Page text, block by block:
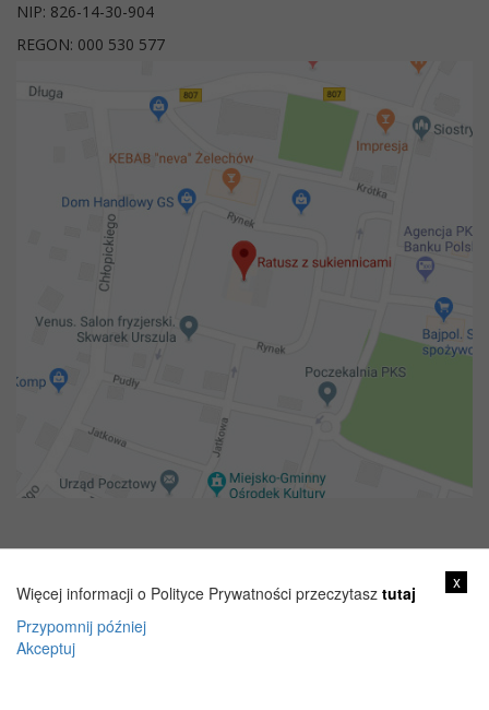
NIP: 826-14-30-904
REGON: 000 530 577
x
Więcej informacji o Polityce Prywatności przeczytasz tutaj
Przypomnij później
Akceptuj